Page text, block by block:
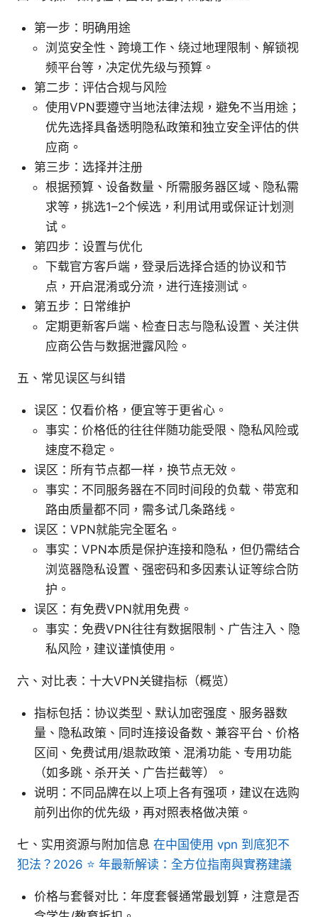
第一步：明确用途
浏览安全性、跨境工作、绕过地理限制、解锁视
频平台等，决定优先级与预算。
第二步：评估合规与风险
使用VPN要遵守当地法律法规，避免不当用途；
优先选择具备透明隐私政策和独立安全评估的供
应商。
第三步：选择并注册
根据预算、设备数量、所需服务器区域、隐私需
求等，挑选1–2个候选，利用试用或保证计划测
试。
第四步：设置与优化
下载官方客户端，登录后选择合适的协议和节
点，开启混淆或分流，进行连接测试。
第五步：日常维护
定期更新客户端、检查日志与隐私设置、关注供
应商公告与数据泄露风险。
五、常见误区与纠错
误区：仅看价格，便宜等于更省心。
事实：价格低的往往伴随功能受限、隐私风险或
速度不稳定。
误区：所有节点都一样，换节点无效。
事实：不同服务器在不同时间段的负载、带宽和
路由质量都不同，需多试几条路线。
误区：VPN就能完全匿名。
事实：VPN本质是保护连接和隐私，但仍需结合
浏览器隐私设置、强密码和多因素认证等综合防
护。
误区：有免费VPN就用免费。
事实：免费VPN往往有数据限制、广告注入、隐
私风险，建议谨慎使用。
六、对比表：十大VPN关键指标（概览）
指标包括：协议类型、默认加密强度、服务器数
量、隐私政策、同时连接设备数、兼容平台、价格
区间、免费试用/退款政策、混淆功能、专用功能
（如多跳、杀开关、广告拦截等）。
说明：不同品牌在以上项上各有强项，建议在选购
前列出你的优先级，再对照表格做决策。
七、实用资源与附加信息 在中国使用 vpn 到底犯不
犯法？2026 ⭐ 年最新解读：全方位指南與實務建議
价格与套餐对比：年度套餐通常最划算，注意是否